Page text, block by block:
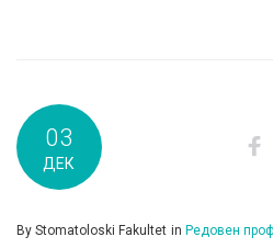
03
ДЕК
By Stomatoloski Fakultet in Редовен